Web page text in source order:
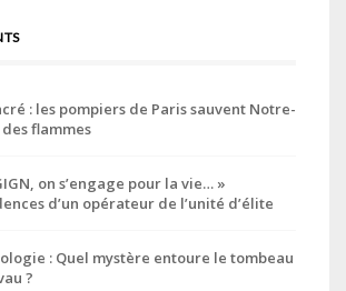
: les pompiers de Paris sauvent Notre-
flammes
on s’engage pour la vie… »
d’un opérateur de l’unité d’élite
: Quel mystère entoure le tombeau
?